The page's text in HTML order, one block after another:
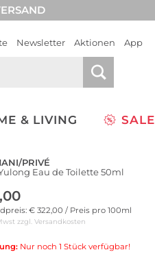
Newsletter Aktionen App
& LIVING SALE
PRIVÉ
Eau de Toilette 50ml
€ 322,00 / Preis pro 100ml
zzgl. Versandkosten
Nur noch 1 Stück verfügbar!